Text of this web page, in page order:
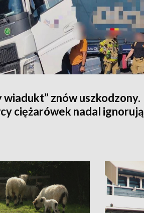
wiadukt” znów uszkodzony.
ciężarówek nadal ignorują